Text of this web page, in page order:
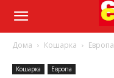
Дома Кошарка Европа
Кошарка Европа